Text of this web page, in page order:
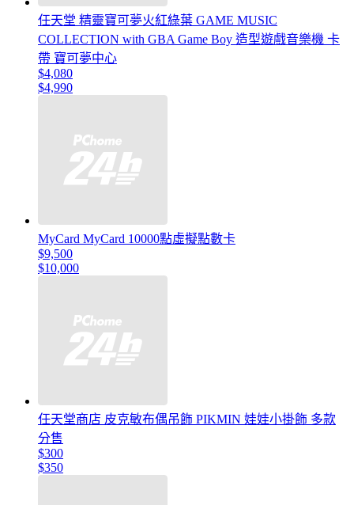
任天堂 精靈寶可夢火紅綠葉 GAME MUSIC
COLLECTION with GBA Game Boy 造型遊戲音樂機 卡
帶 寶可夢中心
$4,080
$4,990
MyCard MyCard 10000點虛擬點數卡
$9,500
$10,000
任天堂商店 皮克敏布偶吊飾 PIKMIN 娃娃小掛飾 多款
分售
$300
$350